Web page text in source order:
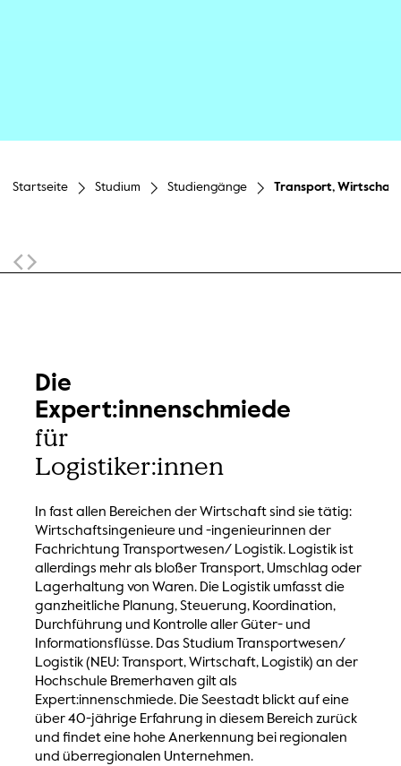
Startseite Studium Studiengänge Transport,
Die
Expert:innenschmiede
für
Logistiker:innen
In fast allen Bereichen der Wirtschaft sind sie tätig:
Wirtschaftsingenieure und -ingenieurinnen der
Fachrichtung Transportwesen/ Logistik. Logistik ist
allerdings mehr als bloßer Transport, Umschlag oder
Lagerhaltung von Waren. Die Logistik umfasst die
ganzheitliche Planung, Steuerung, Koordination,
Durchführung und Kontrolle aller Güter- und
Informationsflüsse. Das Studium Transportwesen/
Logistik (NEU: Transport, Wirtschaft, Logistik) an der
Hochschule Bremerhaven gilt als
Expert:innenschmiede. Die Seestadt blickt auf eine
über 40-jährige Erfahrung in diesem Bereich zurück
und findet eine hohe Anerkennung bei regionalen
und überregionalen Unternehmen.